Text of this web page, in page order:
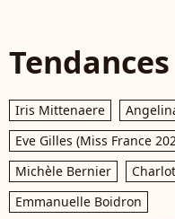
Tendances
Iris Mittenaere
Eve Gilles (Miss France
Michèle Bernier
Emmanuelle Boidron